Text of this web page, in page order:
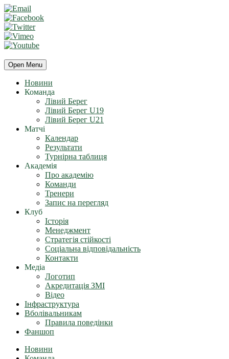
Open Menu
Новини
Команда
Лівий Берег
Лівий Берег U19
Лівий Берег U21
Матчі
Календар
Результати
Турнірна таблиця
Академія
Про академію
Команди
Тренери
Запис на перегляд
Клуб
Історія
Менеджмент
Стратегія стійкості
Соціальна відповідальність
Контакти
Медіа
Логотип
Акредитація ЗМІ
Відео
Інфраструктура
Вболівальникам
Правила поведінки
Фаншоп
Новини